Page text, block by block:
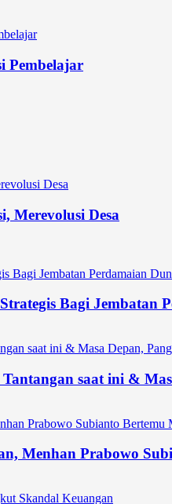
Pembelajar
Merevolusi Desa
Bagi Jembatan
saat ini &
Menhan Prabowo